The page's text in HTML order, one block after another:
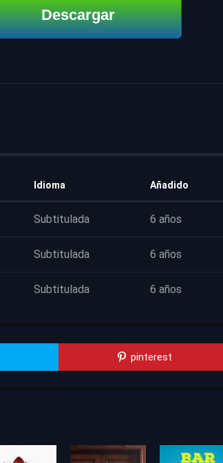
Descargar
Idioma Añadido
Subtitulada 6 años
Subtitulada 6 años
Subtitulada 6 años
pinterest